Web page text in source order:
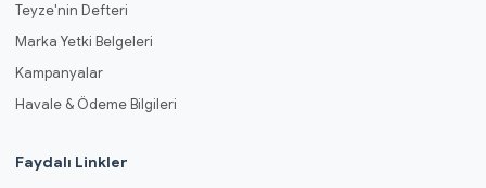
Teyze'nin Defteri
Marka Yetki Belgeleri
Kampanyalar
Havale & Ödeme Bilgileri
Faydalı Linkler